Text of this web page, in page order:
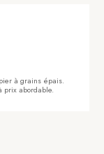
à grains épais.
prix abordable.